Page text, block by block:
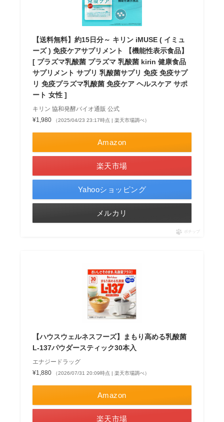
【送料無料】約15日分～ キリン iMUSE ( イミュ
ーズ ) 免疫ケアサプリメント 【機能性表示食品】
[ プラズマ乳酸菌 プラズマ 乳酸菌 kirin 健康食品
サプリメント サプリ 乳酸菌サプリ 免疫 免疫サプ
リ 免疫プラズマ乳酸菌 免疫ケア ヘルスケア サポ
ート 女性 ]
キリン 協和発酵バイオ通販 公式
¥1,980
（2025/04/23 23:17時点 | 楽天市場調べ）
Amazon
楽天市場
Yahooショッピング
メルカリ
ポチップ
【ハウスウェルネスフーズ】まもり高める乳酸菌
L-137パウダースティック30本入
エナジードラッグ
¥1,880
（2026/07/31 20:09時点 | 楽天市場調べ）
Amazon
楽天市場